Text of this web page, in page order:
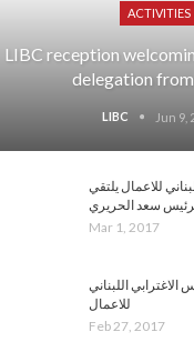
ACTIVITIES
LIBC reception
delegation
LIBC Jun 9,
للاعمال يلتقي
سعد الحريري
Mar 1, 2017
اللبناني
للاعمال
Feb 27, 2017